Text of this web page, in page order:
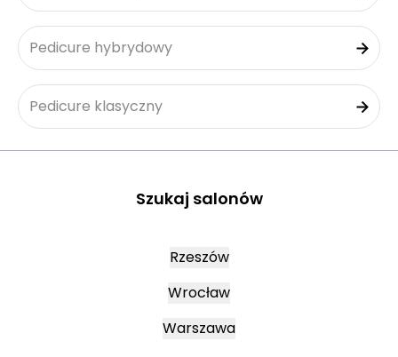
Pedicure hybrydowy
Pedicure klasyczny
Szukaj salonów
Rzeszów
Wrocław
Warszawa